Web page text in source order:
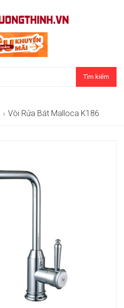
Tìm kiếm
Vòi Rửa Bát Malloca K186